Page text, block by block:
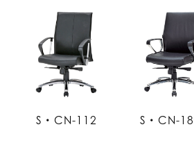
S・CN-112 S・CN-